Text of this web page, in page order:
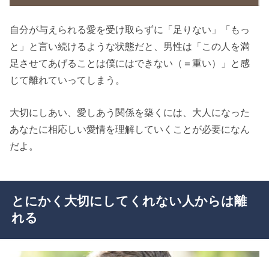
自分が与えられる愛を受け取らずに「足りない」「もっ
と」と言い続けるような状態だと、男性は「この人を満
足させてあげることは僕にはできない（＝重い）」と感
じて離れていってしまう。
大切にしあい、愛しあう関係を築くには、大人になった
あなたに相応しい愛情を理解していくことが必要になん
だよ。
とにかく大切にしてくれない人からは離
れる